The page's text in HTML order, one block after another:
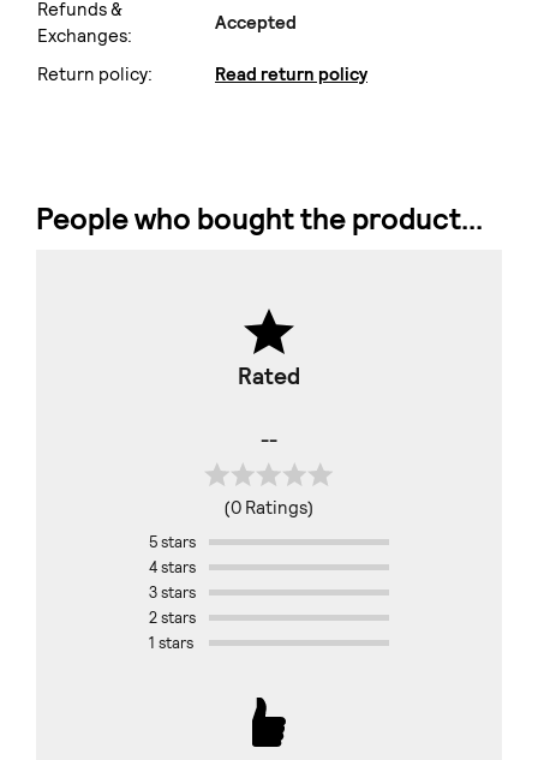
Refunds &
Exchanges:
Accepted
Return policy: Read return policy
People who bought the product...
Rated
--
(0 Ratings)
5 stars
4 stars
3 stars
2 stars
1 stars